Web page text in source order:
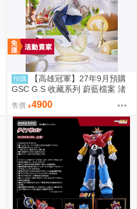
預購
【高雄冠軍】27年9月預購
GSC G.S 收藏系列 蔚藍檔案 渚
花香微笑 1/7 免訂金0928
售價 4900